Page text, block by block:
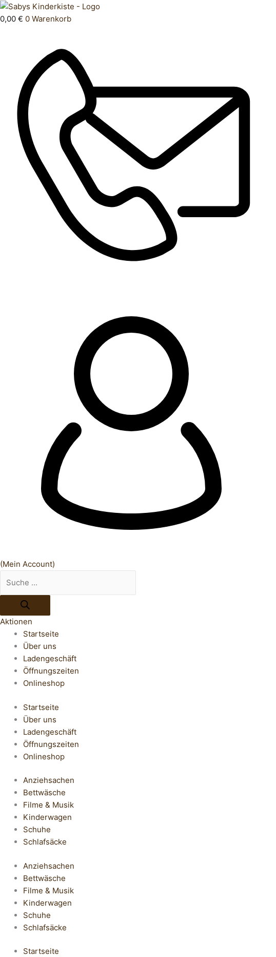
Zum
Inhalt
0,00 € 0 Warenkorb
(Mein Account)
Products
search
Aktionen
Startseite
Über uns
Ladengeschäft
Öffnungszeiten
Onlineshop
Startseite
Über uns
Ladengeschäft
Öffnungszeiten
Onlineshop
Anziehsachen
Bettwäsche
Filme & Musik
Kinderwagen
Schuhe
Schlafsäcke
Anziehsachen
Bettwäsche
Filme & Musik
Kinderwagen
Schuhe
Schlafsäcke
Startseite
Oberteil
98